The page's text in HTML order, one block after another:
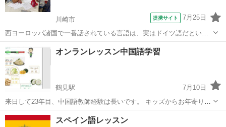
川崎市 提携サイト 7月25日
西ヨーロッパ諸国で一番話されている言語は、実はドイツ語だという
ことをご存知ですか？ ドイツ、オーストリア、スイスを初め、ドイツ
語が話されている国はたくさんあります。音楽の話には欠かせないオ
ーストリアに、ワーキングホリデーでも...
神奈川 川崎市
オンランレッスン中国語学習
鶴見駅
7月10日
来日して23年目、中国語教師経験は長いです。 キッズからお年寄り、
発音からビジネスまで、幅広い年齢層、目的に応じてレッスン対応が
可能です。 ・一人ひとりにあわせた学習プランの提案 ・体験レッスン
神奈川 横浜市 鶴見駅
スペイン語レッスン